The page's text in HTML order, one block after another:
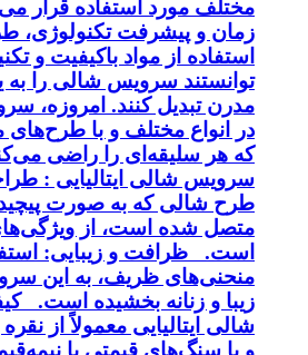
مختلف مورد استفاده
زمان و پیشرفت تکنولوژی،
استفاده از مواد باکیفیت و
توانستند سرویس شالی را
مدرن تبدیل کنند. امروزه،
در انواع مختلف و با
که هر سلیقه‌ای را راضی
سرویس شالی ایتالیایی :
طرح شالی که به صورت
متصل شده است، از
است. ظرافت و زیبایی:
منحنی‌های ظریف، به این
زیبا و زنانه بخشیده است.
شالی ایتالیایی معمولاً از
و با سنگ‌های قیمتی یا